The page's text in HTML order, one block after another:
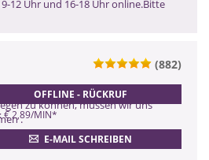
12 Uhr und 16-18 Uhr online.Bitte
(882)
OFFLINE - RÜCKRUF
€ 2,89/MIN*
E-MAIL SCHREIBEN
ZURÜCK
alle Engel mit nur einem Flügel.
zu können, müssen wir uns
.